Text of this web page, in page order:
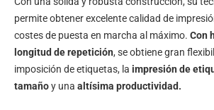
permite obtener excelente calidad de
costes de puesta en marcha al máximo. Con
longitud de repetición, se obtiene gran
imposición de etiquetas, la impresión de
tamañoy una altísima productividad.